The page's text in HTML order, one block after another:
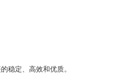
稳定、高效和优质。